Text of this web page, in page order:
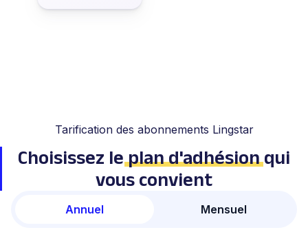
Tarification des abonnements Lingstar
Choisissez leplan d'adhésionqui
vous convient
Annuel Mensuel